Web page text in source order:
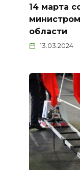
14 марта
области
13.03.2024